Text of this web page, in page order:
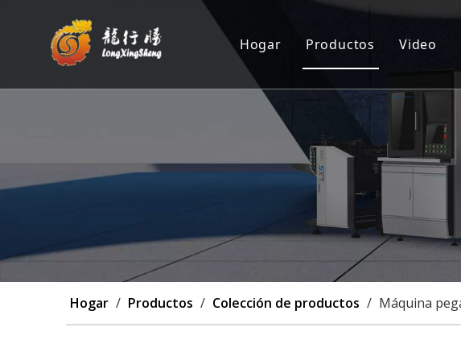
Hogar
Productos
Máquina
Posicionamiento
Máquina
Personalización
Video
Hogar / Productos / Colección de productos / Máquina